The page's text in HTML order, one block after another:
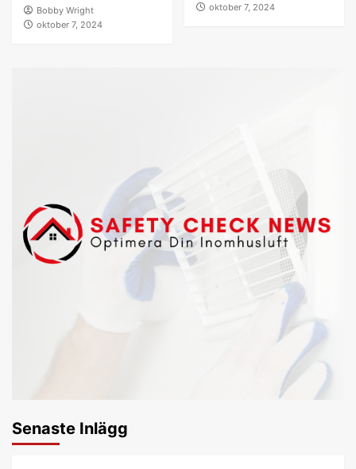
Bobby Wright
oktober 7, 2024
oktober 7, 2024
Senaste Inlägg